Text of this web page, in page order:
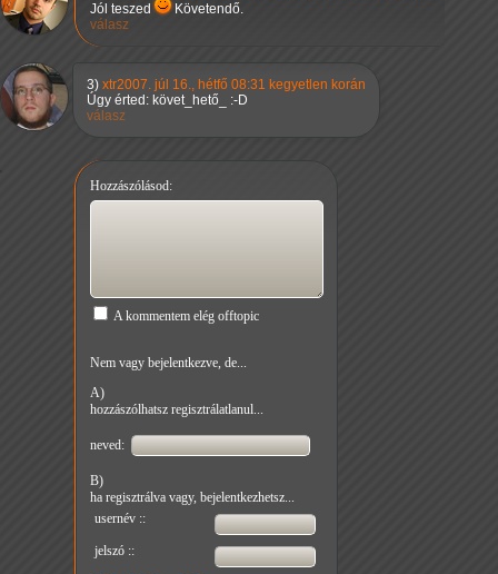
Jól teszed
Követendő.
válasz
3) xtr2007. júl 16., hétfő 08:31 kegyetlen korán
Úgy érted: követ_hető_ :-D
válasz
Hozzászólásod:
A kommentem elég offtopic
Nem vagy bejelentkezve, de...
A)
hozzászólhatsz regisztrálatlanul...
neved:
B)
ha regisztrálva vagy, bejelentkezhetsz...
usernév ::
jelszó ::